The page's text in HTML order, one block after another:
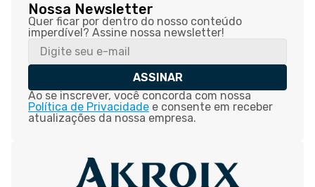
Nossa Newsletter
Quer ficar por dentro do nosso conteúdo
imperdível? Assine nossa newsletter!
ASSINAR
Ao se inscrever, você concorda com nossa
Política de Privacidade e consente em receber
atualizações da nossa empresa.